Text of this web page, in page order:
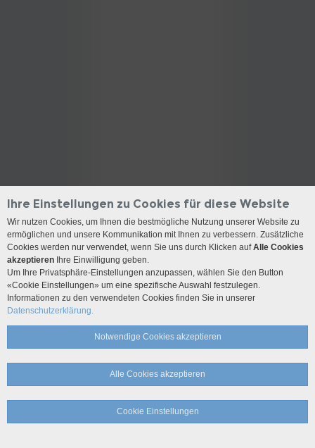
Ihre Einstellungen zu Cookies für diese Website
Wir nutzen Cookies, um Ihnen die bestmögliche Nutzung unserer Website zu
ermöglichen und unsere Kommunikation mit Ihnen zu verbessern. Zusätzliche
Cookies werden nur verwendet, wenn Sie uns durch Klicken aufAlle Cookies
akzeptieren Ihre Einwilligung geben.
Um Ihre Privatsphäre-Einstellungen anzupassen, wählen Sie den Button
«Cookie Einstellungen» um eine spezifische Auswahl festzulegen.
Informationen zu den verwendeten Cookies finden Sie in unserer
Datenschutzerklärung.
Notwendige Cookies akzeptieren
Alle Cookies akzeptieren
Cookie Einstellungen